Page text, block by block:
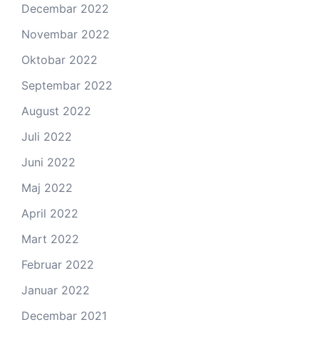
Decembar 2022
Novembar 2022
Oktobar 2022
Septembar 2022
August 2022
Juli 2022
Juni 2022
Maj 2022
April 2022
Mart 2022
Februar 2022
Januar 2022
Decembar 2021